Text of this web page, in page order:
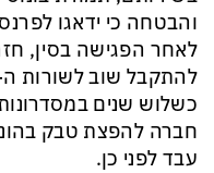
והבטחה כי ידאגו
לאחר הפגישה בסין,
להתקבל שוב לשורות
כשלוש שנים
חברה להפצת טבק
עבד לפני כן.